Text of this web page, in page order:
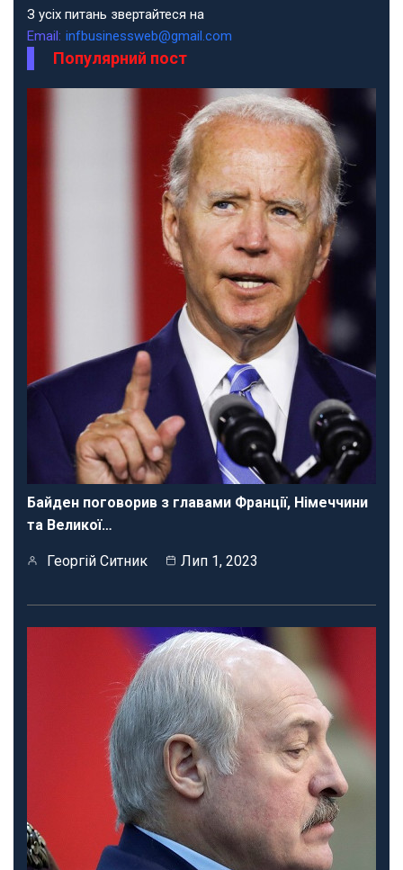
З усіх питань звертайтеся на
Email: infbusinessweb@gmail.com
Популярний пост
Байден поговорив з главами Франції, Німеччини
та Великої…
Георгій Ситник Лип 1, 2023